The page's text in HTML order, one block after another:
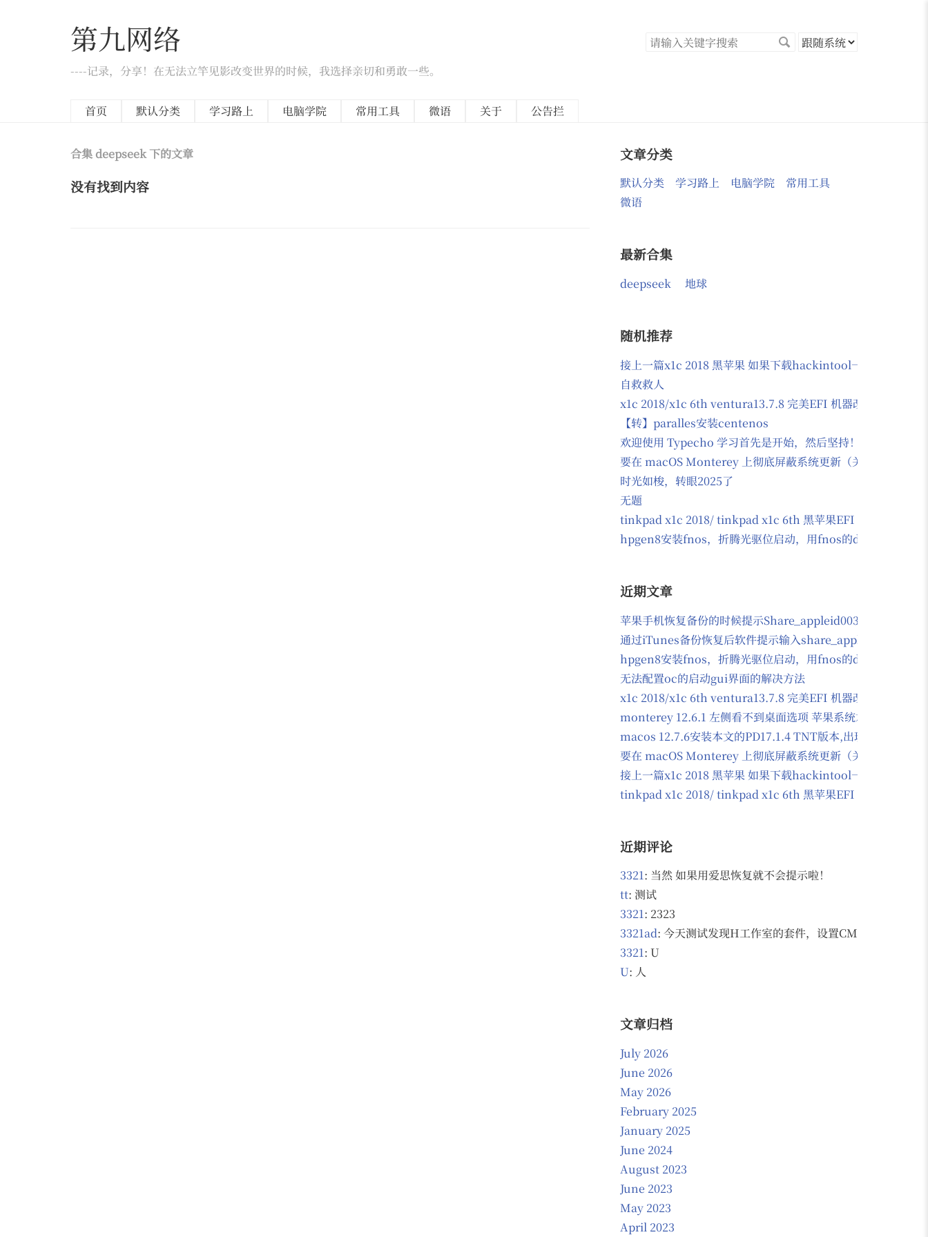
第九网络
----记录，分享！在无法立竿见影改变世界的时候，我选择亲切和勇敢一些。
首页 默认分类 学习路上 电脑学院 常用工具 微语 关于 公告拦
合集 deepseek 下的文章
没有找到内容
文章分类
默认分类 学习路上 电脑学院
常用工具
微语
最新合集
deepseek 地球
随机推荐
接上一篇x1c 2018 黑苹果 如果下载hackintool一打开就显示
自救救人
x1c 2018/x1c 6th ventura13.7.8 完美EFI 机器改过dw1560网
【转】paralles安装centenos
欢迎使用 Typecho 学习首先是开始，然后坚持！
要在 macOS Monterey 上彻底屏蔽系统更新（关闭自动检查
时光如梭，转眼2025了
无题
tinkpad x1c 2018/ tinkpad x1c 6th 黑苹果EFI 支持
hpgen8安装fnos，折腾光驱位启动，用fnos的docker安装
近期文章
苹果手机恢复备份的时候提示Share_appleid003@163.com
通过iTunes备份恢复后软件提示输入
hpgen8安装fnos，折腾光驱位启动，用fnos的docker安装
无法配置oc的启动gui界面的解决方法
x1c 2018/x1c 6th ventura13.7.8 完美EFI 机器改过dw1560网
monterey 12.6.1 左侧看不到桌面选项 苹果系统左侧看不到桌
macos 12.7.6安装本文的PD17.1.4 TNT版本,出现以下提示
要在 macOS Monterey 上彻底屏蔽系统更新（关闭自动检查
接上一篇x1c 2018 黑苹果 如果下载hackintool一打开就显示
tinkpad x1c 2018/ tinkpad x1c 6th 黑苹果EFI 支持
近期评论
3321: 当然 如果用爱思恢复就不会提示啦！
tt: 测试
3321: 2323
3321ad: 今天测试发现H工作室的套件，设置CMS 为NO的话
3321: U
U: 人
文章归档
July 2026
June 2026
May 2026
February 2025
January 2025
June 2024
August 2023
June 2023
May 2023
April 2023